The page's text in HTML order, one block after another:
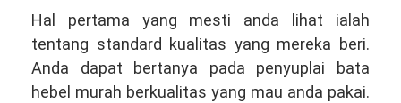
Hal pertama yang mesti anda lihat ialah
tentang standard kualitas yang mereka beri.
Anda dapat bertanya pada penyuplai bata
hebel murah berkualitas yang mau anda pakai.